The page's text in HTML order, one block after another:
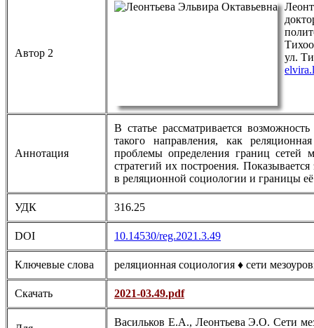
Автор 2
ул.
Аннотация
В статье рассматривается
такого направления, как
проблемы определения границ сетей
стратегий их построения.
в реляционной социологии и границы
УДК 316.25
DOI 10.14530/reg.2021.3.49
Ключевые слова реляционная социология ♦ сети
Скачать 2021-03.49.pdf
Васильков Е.А., Леонтьева Э.О. Сети